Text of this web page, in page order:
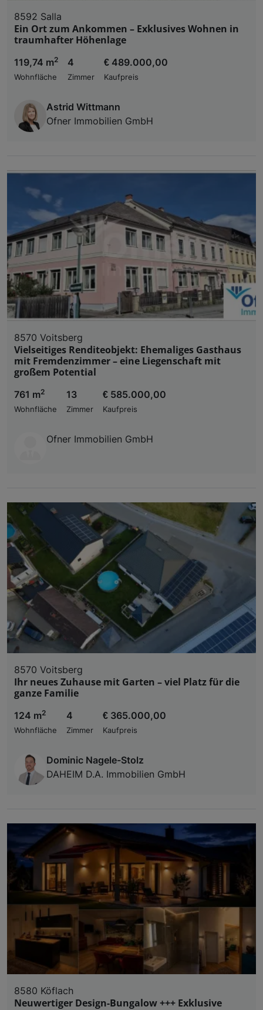
8592 Salla
Ein Ort zum Ankommen – Exklusives Wohnen in
traumhafter Höhenlage
119,74 m2
Wohnfläche
4
Zimmer
€ 489.000,00
Kaufpreis
Astrid Wittmann
Ofner Immobilien GmbH
8570 Voitsberg
Vielseitiges Renditeobjekt: Ehemaliges Gasthaus
mit Fremdenzimmer – eine Liegenschaft mit
großem Potential
761 m2
Wohnfläche
13
Zimmer
€ 585.000,00
Kaufpreis
Ofner Immobilien GmbH
8570 Voitsberg
Ihr neues Zuhause mit Garten – viel Platz für die
ganze Familie
124 m2
Wohnfläche
4
Zimmer
€ 365.000,00
Kaufpreis
Dominic Nagele-Stolz
DAHEIM D.A. Immobilien GmbH
8580 Köflach
Neuwertiger Design-Bungalow +++ Exklusive